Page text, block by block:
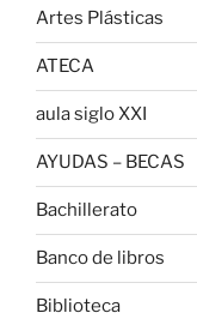
Artes Plásticas
ATECA
aula siglo XXI
AYUDAS – BECAS
Bachillerato
Banco de libros
Biblioteca